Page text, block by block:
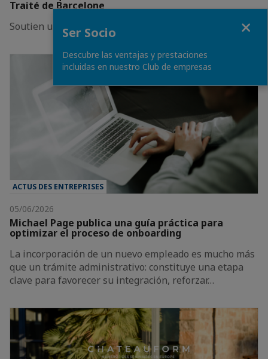
Traité de Barcelone
Soutien unanime de notre Conseil d’administration
ACTUS DES ENTREPRISES
05/06/2026
Michael Page publica una guía práctica para
optimizar el proceso de onboarding
La incorporación de un nuevo empleado es mucho más
que un trámite administrativo: constituye una etapa
clave para favorecer su integración, reforzar…
Ser Socio
Descubre las ventajas y prestaciones
incluidas en nuestro Club de empresas